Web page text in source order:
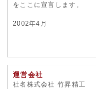
をここに宣言します。
2002年4月
運営会社
社名株式会社 竹昇精工